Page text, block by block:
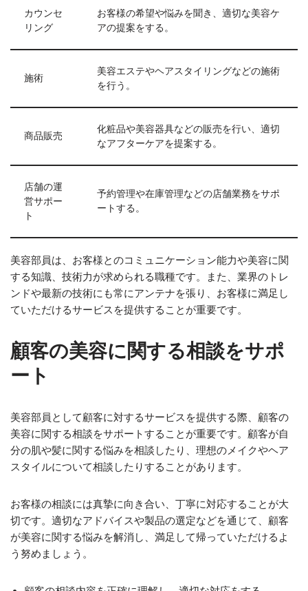
カウンセ
リング
お客様の希望や悩みを聞き、適切な美容ケ
アの提案をする。
施術
美容エステやヘアスタイリングなどの施術
を行う。
商品販売
化粧品や美容器具などの販売を行い、適切
なアフターケアを提案する。
店舗の運
営サポー
ト
予約管理や在庫管理などの店舗業務をサポ
ートする。
美容部員は、お客様とのコミュニケーション能力や美容に関
する知識、技術力が求められる職種です。また、業界のトレ
ンドや最新の技術にも常にアンテナを張り、お客様に満足し
ていただけるサービスを提供することが重要です。
顧客の美容に関する相談をサポ
ート
美容部員として顧客に対するサービスを提供する際、顧客の
美容に関する相談をサポートすることが重要です。顧客が自
分の肌や髪に関する悩みを相談したり、理想のメイクやヘア
スタイルについて相談したりすることがあります。
お客様の相談には真摯に向き合い、丁寧に対応することが大
切です。適切なアドバイスや製品の選定などを通じて、顧客
が美容に関する悩みを解消し、満足して帰っていただけるよ
う努めましょう。